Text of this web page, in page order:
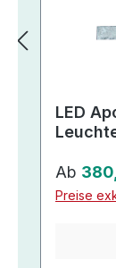
LED
Ab
Preise